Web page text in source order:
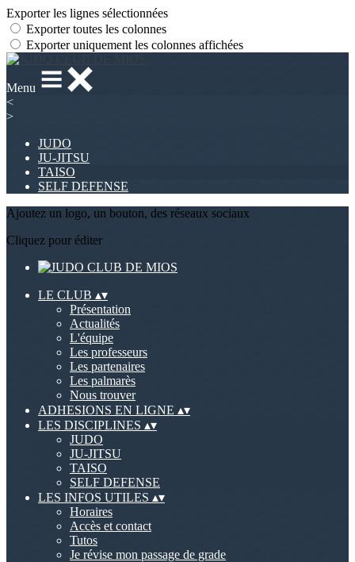
Exporter les lignes sélectionnées
Exporter toutes les colonnes
Exporter uniquement les colonnes affichées
Menu
<
>
JUDO
JU-JITSU
TAISO
SELF DEFENSE
Ajoutez un logo, un bouton, des réseaux sociaux
Cliquez pour éditer
LE CLUB ▴▾
Présentation
Actualités
L'équipe
Les professeurs
Les partenaires
Les palmarès
Nous trouver
ADHESIONS EN LIGNE ▴▾
LES DISCIPLINES ▴▾
JUDO
JU-JITSU
TAISO
SELF DEFENSE
LES INFOS UTILES ▴▾
Horaires
Accès et contact
Tutos
Je révise mon passage de grade